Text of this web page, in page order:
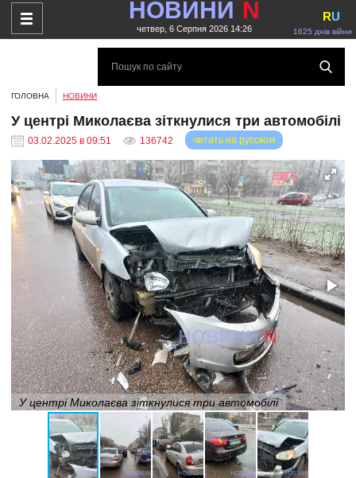
НОВИНИ N
четвер, 6 Серпня 2026 14:26 1625 днів війни
RU
ГОЛОВНА НОВИНИ
У центрі Миколаєва зіткнулися три автомобілі
03.02.2025 в 09:51 136742 читать на русском
У центрі Миколаєва зіткнулися три автомобілі